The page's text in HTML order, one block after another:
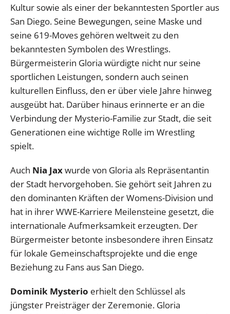
Kultur sowie als einer der bekanntesten Sportler aus
San Diego. Seine Bewegungen, seine Maske und
seine 619-Moves gehören weltweit zu den
bekanntesten Symbolen des Wrestlings.
Bürgermeisterin Gloria würdigte nicht nur seine
sportlichen Leistungen, sondern auch seinen
kulturellen Einfluss, den er über viele Jahre hinweg
ausgeübt hat. Darüber hinaus erinnerte er an die
Verbindung der Mysterio-Familie zur Stadt, die seit
Generationen eine wichtige Rolle im Wrestling
spielt.
Auch Nia Jaxwurde von Gloria als Repräsentantin
der Stadt hervorgehoben. Sie gehört seit Jahren zu
den dominanten Kräften der Womens-Division und
hat in ihrer WWE-Karriere Meilensteine gesetzt, die
internationale Aufmerksamkeit erzeugten. Der
Bürgermeister betonte insbesondere ihren Einsatz
für lokale Gemeinschaftsprojekte und die enge
Beziehung zu Fans aus San Diego.
Dominik Mysterio erhielt den Schlüssel als
jüngster Preisträger der Zeremonie. Gloria